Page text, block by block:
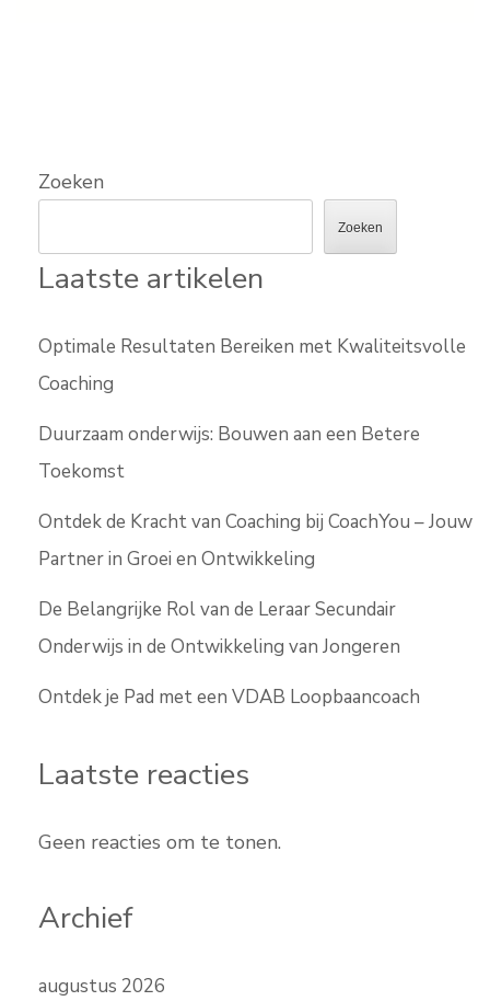
Zoeken
Zoeken
Laatste artikelen
Optimale Resultaten Bereiken met Kwaliteitsvolle
Coaching
Duurzaam onderwijs: Bouwen aan een Betere
Toekomst
Ontdek de Kracht van Coaching bij CoachYou – Jouw
Partner in Groei en Ontwikkeling
De Belangrijke Rol van de Leraar Secundair
Onderwijs in de Ontwikkeling van Jongeren
Ontdek je Pad met een VDAB Loopbaancoach
Laatste reacties
Geen reacties om te tonen.
Archief
augustus 2026